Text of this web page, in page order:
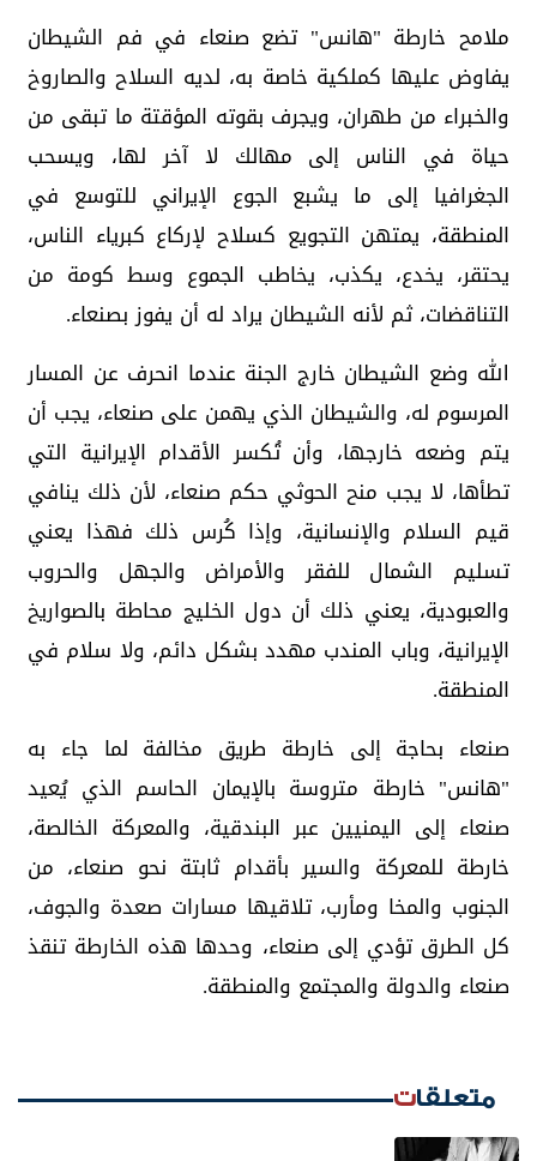
ملامح خارطة "هانس" تضع صنعاء في فم الشيطان
يفاوض عليها كملكية خاصة به، لديه السلاح والصاروخ
والخبراء من طهران، ويجرف بقوته المؤقتة ما تبقى من
حياة في الناس إلى مهالك لا آخر لها، ويسحب
الجغرافيا إلى ما يشبع الجوع الإيراني للتوسع في
المنطقة، يمتهن التجويع كسلاح لإركاع كبرياء الناس،
يحتقر، يخدع، يكذب، يخاطب الجموع وسط كومة من
التناقضات، ثم لأنه الشيطان يراد له أن يفوز بصنعاء.
الله وضع الشيطان خارج الجنة عندما انحرف عن المسار
المرسوم له، والشيطان الذي يهمن على صنعاء، يجب أن
يتم وضعه خارجها، وأن تُكسر الأقدام الإيرانية التي
تطأها، لا يجب منح الحوثي حكم صنعاء، لأن ذلك ينافي
قيم السلام والإنسانية، وإذا كُرس ذلك فهذا يعني
تسليم الشمال للفقر والأمراض والجهل والحروب
والعبودية، يعني ذلك أن دول الخليج محاطة بالصواريخ
الإيرانية، وباب المندب مهدد بشكل دائم، ولا سلام في
المنطقة.
صنعاء بحاجة إلى خارطة طريق مخالفة لما جاء به
"هانس" خارطة متروسة بالإيمان الحاسم الذي يُعيد
صنعاء إلى اليمنيين عبر البندقية، والمعركة الخالصة،
خارطة للمعركة والسير بأقدام ثابتة نحو صنعاء، من
الجنوب والمخا ومأرب، تلاقيها مسارات صعدة والجوف،
كل الطرق تؤدي إلى صنعاء، وحدها هذه الخارطة تنقذ
صنعاء والدولة والمجتمع والمنطقة.
متعلقات